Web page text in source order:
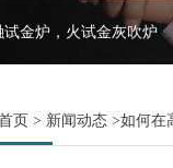
金炉，火试金灰吹炉
页 > 新闻动态 >如何在